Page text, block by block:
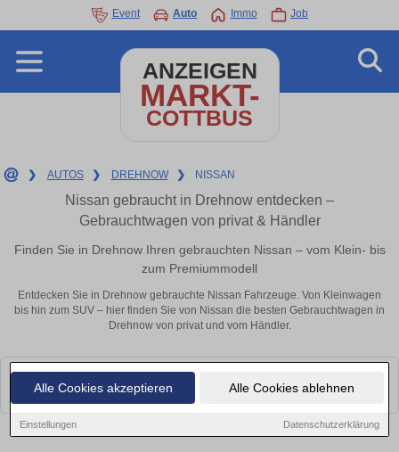
Alle Cookies akzeptieren Alle Cookies ablehnen
Einstellungen Datenschutzerklärung
Event Auto Immo Job
ANZEIGEN
MARKT-
COTTBUS
❯ AUTOS ❯ DREHNOW ❯ NISSAN
Nissan gebraucht in Drehnow entdecken –
Gebrauchtwagen von privat & Händler
Finden Sie in Drehnow Ihren gebrauchten Nissan – vom Klein- bis
zum Premiummodell
Entdecken Sie in Drehnow gebrauchte Nissan Fahrzeuge. Von Kleinwagen
bis hin zum SUV – hier finden Sie von Nissan die besten Gebrauchtwagen in
Drehnow von privat und vom Händler.
Leider konnten wir derzeit keine passenden Autos finden. Schauen Sie
bald wieder vorbei!